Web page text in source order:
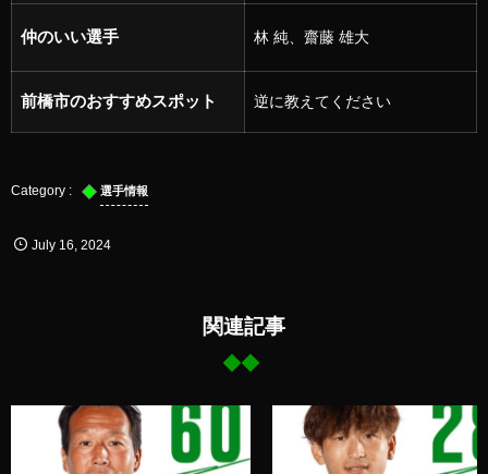
仲のいい選手 林 純、齋藤 雄大
前橋市のおすすめスポット 逆に教えてください
選手情報
July 16 ,2024
関連記事